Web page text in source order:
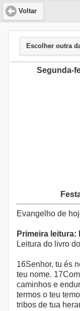
Voltar
Escolher outra
Segunda-
Evangelho de
Primeira leitura:
Leitura do livro
16Senhor, tu és
teu nome.
caminhos e
termos o teu
tribos de tua